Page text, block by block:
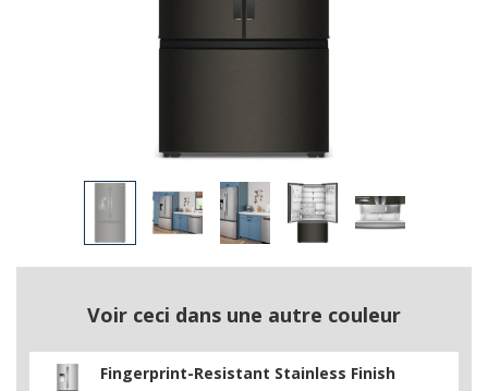
Voir ceci dans une autre couleur
Fingerprint-Resistant Stainless Finish